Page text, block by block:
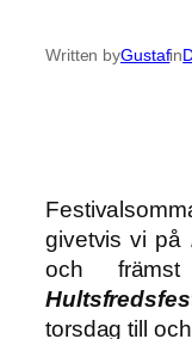
Written byGustafin
givetvis vi på
och
torsdag till